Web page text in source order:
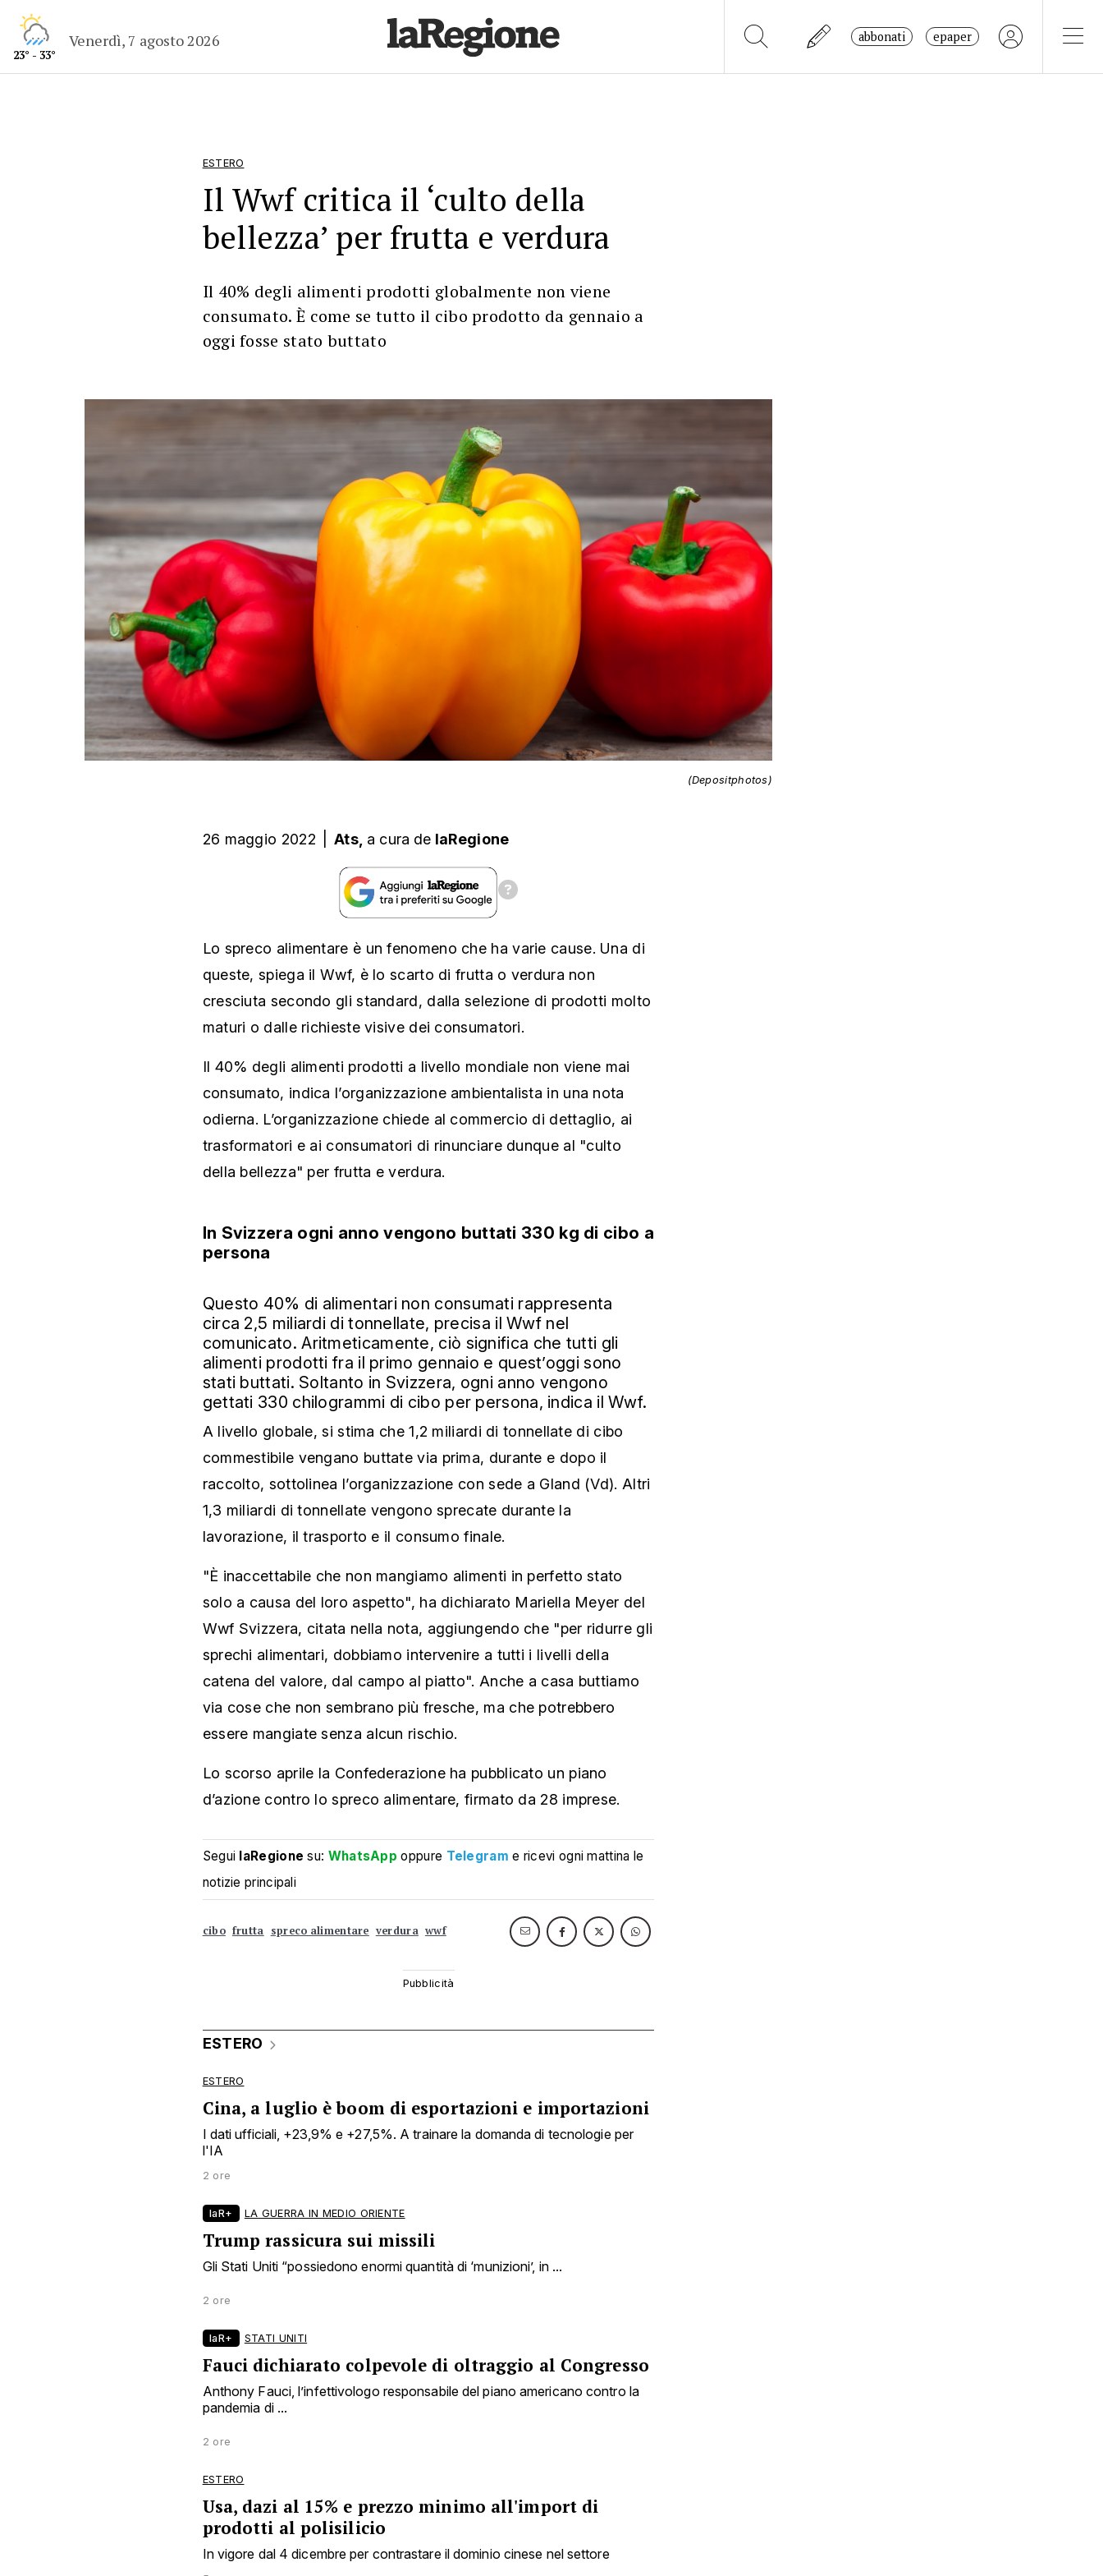
23° - 33°
Venerdì, 7 agosto 2026 abbonati epaper
ESTERO
Il Wwf critica il ‘culto della
bellezza’ per frutta e verdura
Il 40% degli alimenti prodotti globalmente non viene
consumato. È come se tutto il cibo prodotto da gennaio a
oggi fosse stato buttato
(Depositphotos)
26 maggio 2022 Ats, a cura de laRegione
Lo spreco alimentare è un fenomeno che ha varie cause. Una di
queste, spiega il Wwf, è lo scarto di frutta o verdura non
cresciuta secondo gli standard, dalla selezione di prodotti molto
maturi o dalle richieste visive dei consumatori.
Il 40% degli alimenti prodotti a livello mondiale non viene mai
consumato, indica l’organizzazione ambientalista in una nota
odierna. L’organizzazione chiede al commercio di dettaglio, ai
trasformatori e ai consumatori di rinunciare dunque al "culto
della bellezza" per frutta e verdura.
In Svizzera ogni anno vengono buttati 330 kg di cibo a
persona
Questo 40% di alimentari non consumati rappresenta
circa 2,5 miliardi di tonnellate, precisa il Wwf nel
comunicato. Aritmeticamente, ciò significa che tutti gli
alimenti prodotti fra il primo gennaio e quest’oggi sono
stati buttati. Soltanto in Svizzera, ogni anno vengono
gettati 330 chilogrammi di cibo per persona, indica il Wwf.
A livello globale, si stima che 1,2 miliardi di tonnellate di cibo
commestibile vengano buttate via prima, durante e dopo il
raccolto, sottolinea l’organizzazione con sede a Gland (Vd). Altri
1,3 miliardi di tonnellate vengono sprecate durante la
lavorazione, il trasporto e il consumo finale.
"È inaccettabile che non mangiamo alimenti in perfetto stato
solo a causa del loro aspetto", ha dichiarato Mariella Meyer del
Wwf Svizzera, citata nella nota, aggiungendo che "per ridurre gli
sprechi alimentari, dobbiamo intervenire a tutti i livelli della
catena del valore, dal campo al piatto". Anche a casa buttiamo
via cose che non sembrano più fresche, ma che potrebbero
essere mangiate senza alcun rischio.
Lo scorso aprile la Confederazione ha pubblicato un piano
d’azione contro lo spreco alimentare, firmato da 28 imprese.
Segui laRegione su: WhatsApp oppure Telegram e ricevi ogni mattina le
notizie principali
cibo frutta spreco alimentare verdura wwf
ESTERO
ESTERO
Cina, a luglio è boom di esportazioni e importazioni
I dati ufficiali, +23,9% e +27,5%. A trainare la domanda di tecnologie per
l'IA
2 ore
laR+ LA GUERRA IN MEDIO ORIENTE
Trump rassicura sui missili
Gli Stati Uniti “possiedono enormi quantità di ‘munizioni’, in ...
2 ore
laR+ STATI UNITI
Fauci dichiarato colpevole di oltraggio al Congresso
Anthony Fauci, l’infettivologo responsabile del piano americano contro la
pandemia di ...
2 ore
ESTERO
Usa, dazi al 15% e prezzo minimo all'import di
prodotti al polisilicio
In vigore dal 4 dicembre per contrastare il dominio cinese nel settore